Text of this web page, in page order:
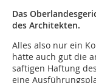
Das
des Architekten.
Alles also nur ein
hätte auch gut die
saftigen Haftung
eine